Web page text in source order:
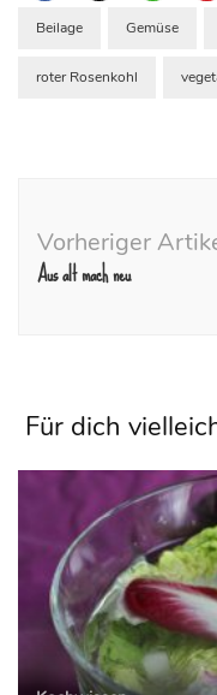
Beilage Gemüse
roter Rosenkohl
Vorheriger
Aus alt mach neu
Für dich